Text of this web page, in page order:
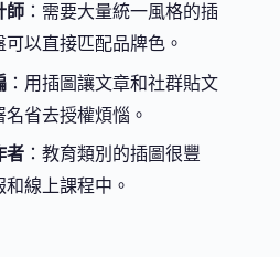
師 ：需要大量統一風格的插
以直接匹配品牌色。
：用插圖讓文章和社群貼文
省去授權煩惱。
者 ：教育類別的插圖很豐
線上課程中。